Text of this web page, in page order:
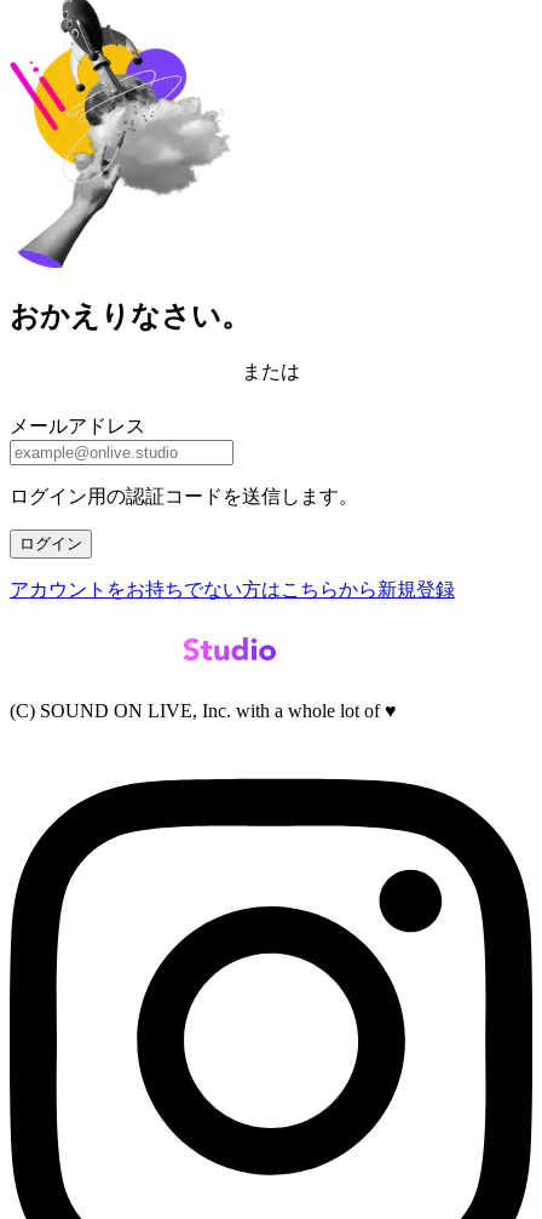
おかえりなさい。
または
メールアドレス
ログイン用の認証コードを送信します。
ログイン
アカウントをお持ちでない方はこちらから新規登録
(C) SOUND ON LIVE, Inc. with a whole lot of ♥